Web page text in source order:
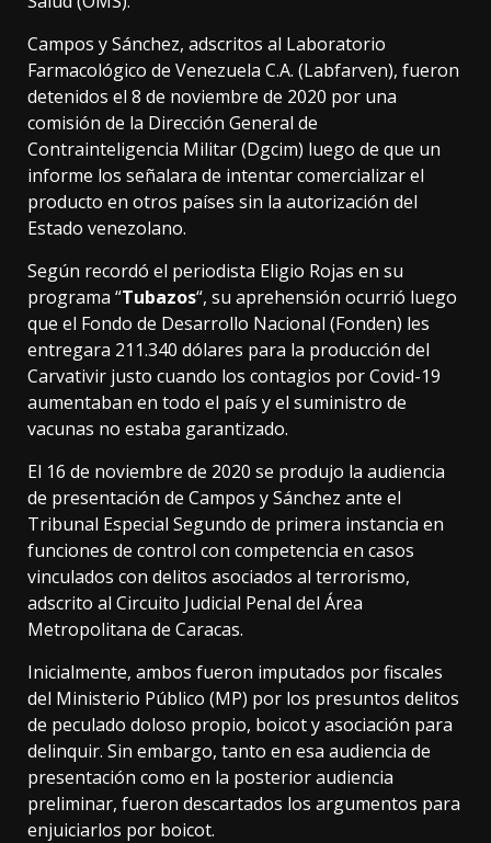
Campos y Sánchez, adscritos al Laboratorio
Farmacológico de Venezuela C.A. (Labfarven), fueron
detenidos el 8 de noviembre de 2020 por una
comisión de la Dirección General de
Contrainteligencia Militar (Dgcim) luego de que un
informe los señalara de intentar comercializar el
producto en otros países sin la autorización del
Estado venezolano.
Según recordó el periodista Eligio Rojas en su
programa “Tubazos“, su aprehensión ocurrió luego
que el Fondo de Desarrollo Nacional (Fonden) les
entregara 211.340 dólares para la producción del
Carvativir justo cuando los contagios por Covid-19
aumentaban en todo el país y el suministro de
vacunas no estaba garantizado.
El 16 de noviembre de 2020 se produjo la audiencia
de presentación de Campos y Sánchez ante el
Tribunal Especial Segundo de primera instancia en
funciones de control con competencia en casos
vinculados con delitos asociados al terrorismo,
adscrito al Circuito Judicial Penal del Área
Metropolitana de Caracas.
Inicialmente, ambos fueron imputados por fiscales
del Ministerio Público (MP) por los presuntos delitos
de peculado doloso propio, boicot y asociación para
delinquir. Sin embargo, tanto en esa audiencia de
presentación como en la posterior audiencia
preliminar, fueron descartados los argumentos para
enjuiciarlos por boicot.